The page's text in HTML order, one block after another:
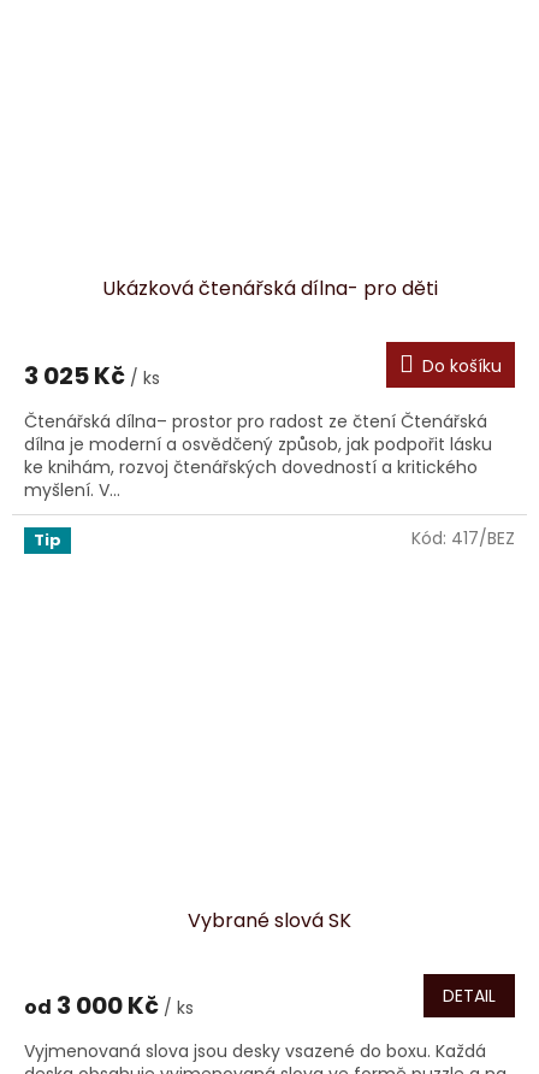
Ukázková čtenářská dílna- pro děti
3 025 Kč / ks Do košíku
Čtenářská dílna– prostor pro radost ze čtení Čtenářská
dílna je moderní a osvědčený způsob, jak podpořit lásku
ke knihám, rozvoj čtenářských dovedností a kritického
myšlení. V...
Tip
Vybrané slová SK
od 3 000 Kč / ks DETAIL
Vyjmenovaná slova jsou desky vsazené do boxu. Každá
Kód: 417/BEZ